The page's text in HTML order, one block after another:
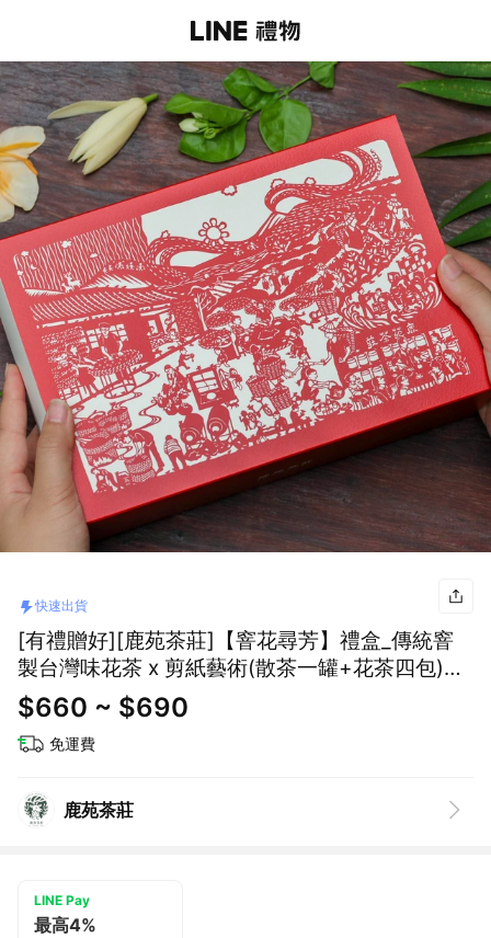
快速出貨
[有禮贈好][鹿苑茶莊]【窨花尋芳】禮盒_傳統窨
製台灣味花茶 x 剪紙藝術(散茶一罐+花茶四包)
「快速出貨」
$660 ~ $690
免運費
鹿苑茶莊
LINE Pay
最高4%